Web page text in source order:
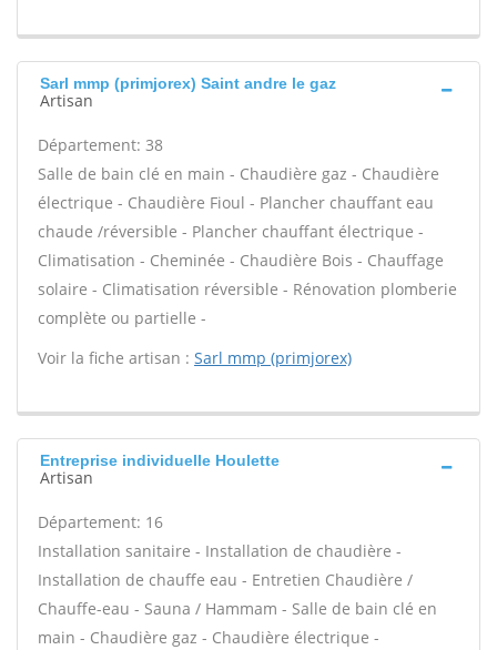
Sarl mmp (primjorex) Saint andre le gaz
Artisan
Département: 38
Salle de bain clé en main - Chaudière gaz - Chaudière
électrique - Chaudière Fioul - Plancher chauffant eau
chaude /réversible - Plancher chauffant électrique -
Climatisation - Cheminée - Chaudière Bois - Chauffage
solaire - Climatisation réversible - Rénovation plomberie
complète ou partielle -
Voir la fiche artisan : Sarl mmp (primjorex)
Entreprise individuelle Houlette
Artisan
Département: 16
Installation sanitaire - Installation de chaudière -
Installation de chauffe eau - Entretien Chaudière /
Chauffe-eau - Sauna / Hammam - Salle de bain clé en
main - Chaudière gaz - Chaudière électrique -